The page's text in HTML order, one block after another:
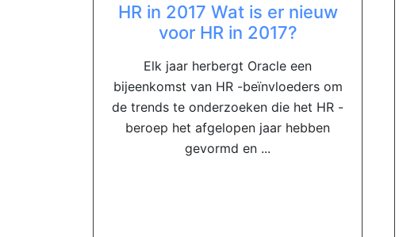
HR in 2017 Wat is er nieuw
voor HR in 2017?
Elk jaar herbergt Oracle een
bijeenkomst van HR -beïnvloeders om
de trends te onderzoeken die het HR -
beroep het afgelopen jaar hebben
gevormd en ...